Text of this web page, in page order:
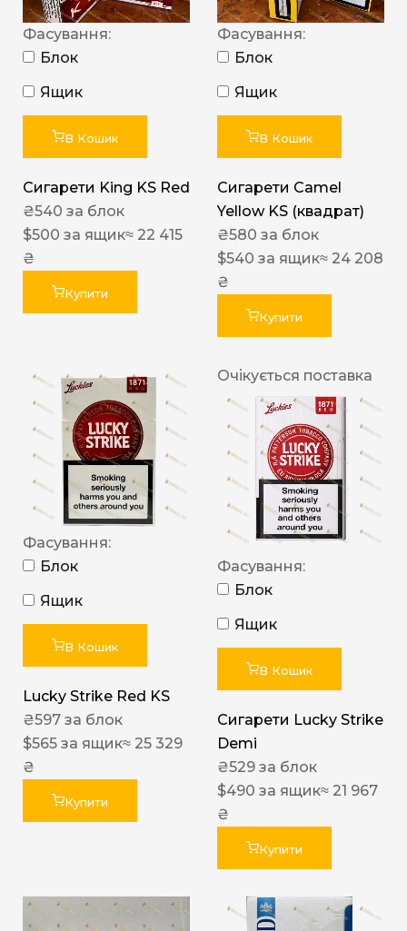
Фасування:
Блок
Ящик
В Кошик
Сигарети King KS Red
₴540 за блок
$500 за ящик≈ 22 415
₴
Купити
Фасування:
Блок
Ящик
В Кошик
Сигарети Camel
Yellow KS (квадрат)
₴580 за блок
$540 за ящик≈ 24 208
₴
Купити
Фасування:
Блок
Ящик
В Кошик
Lucky Strike Red KS
₴597 за блок
$565 за ящик≈ 25 329
₴
Купити
Очікується поставка
Фасування:
Блок
Ящик
В Кошик
Сигарети Lucky Strike
Demi
₴529 за блок
$490 за ящик≈ 21 967
₴
Купити